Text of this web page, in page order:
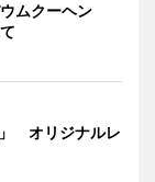
ムクーヘン
オリジナルレ